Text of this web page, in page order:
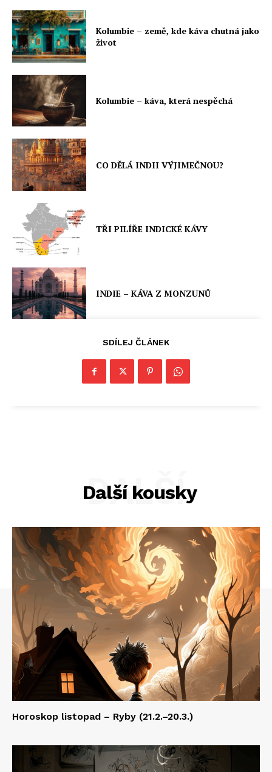
Kolumbie – země, kde káva chutná jako
život
Kolumbie – káva, která nespěchá
CO DĚLÁ INDII VÝJIMEČNOU?
TŘI PILÍŘE INDICKÉ KÁVY
INDIE – KÁVA Z MONZUNŮ
SDÍLEJ ČLÁNEK
Další kousky
DALŠÍ
Horoskop listopad – Ryby (21.2.–20.3.)